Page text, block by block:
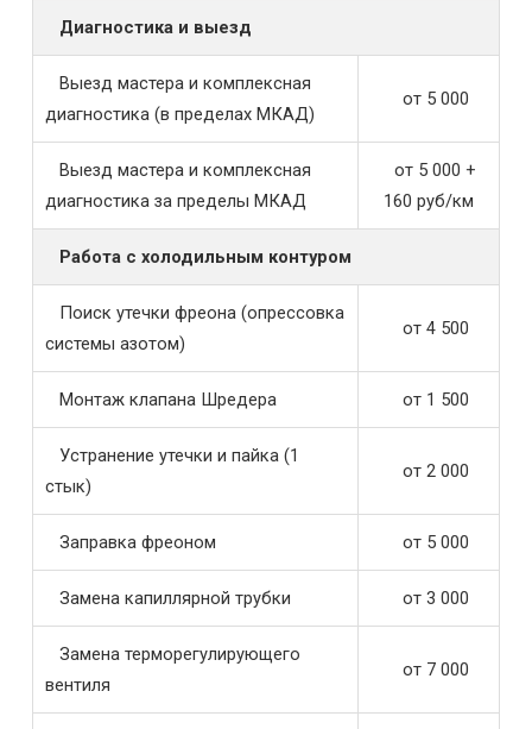
Диагностика и выезд
Выезд мастера и комплексная
диагностика (в пределах МКАД)
от 5 000
Выезд мастера и комплексная
диагностика за пределы МКАД
от 5 000 +
160 руб/км
Работа с холодильным контуром
Поиск утечки фреона (опрессовка
системы азотом)
от 4 500
Монтаж клапана Шредера от 1 500
Устранение утечки и пайка (1
стык)
от 2 000
Заправка фреоном от 5 000
Замена капиллярной трубки от 3 000
Замена терморегулирующего
вентиля
от 7 000